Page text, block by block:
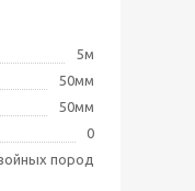
5м
50мм
50мм
0
пород